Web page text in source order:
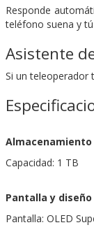
Responde
teléfono suena y
Asistente
Si un teleoperador
Almacenamiento
Capacidad: 1 TB
Pantalla y diseño
Pantalla: OLED